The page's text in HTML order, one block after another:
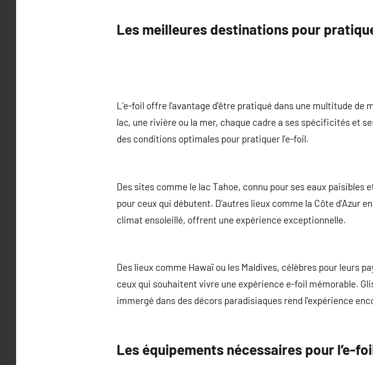
Les meilleures destinations pour
L’e-foil offre l’avantage d’être pratiqué dans une multitude de
lac, une rivière ou la mer, chaque cadre a ses spécificités et
des conditions optimales pour pratiquer l’e-foil.
Des sites comme le lac Tahoe, connu pour ses eaux paisibles
pour ceux qui débutent. D’autres lieux comme la Côte d’Azur
climat ensoleillé, offrent une expérience exceptionnelle.
Des lieux comme Hawaï ou les Maldives, célèbres pour leurs
ceux qui souhaitent vivre une expérience e-foil mémorable.
immergé dans des décors paradisiaques rend l’expérience
Les équipements nécessaires pour l’e-